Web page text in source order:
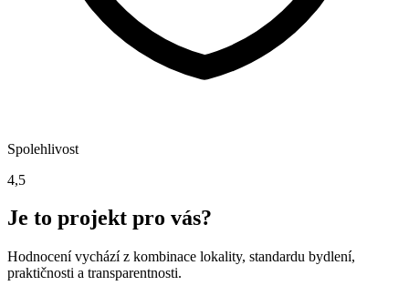
Spolehlivost
4,5
Je to projekt pro vás?
Hodnocení vychází z kombinace lokality, standardu bydlení,
praktičnosti a transparentnosti.